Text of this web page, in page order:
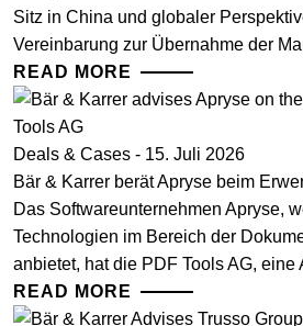
Sitz in China und globaler
Vereinbarung zur Übernahme der
READ MORE
Deals & Cases - 15. Juli 2026
Bär & Karrer berät Apryse beim
Das Softwareunternehmen Apryse,
Technologien im Bereich der
anbietet, hat die PDF Tools AG, eine
READ MORE